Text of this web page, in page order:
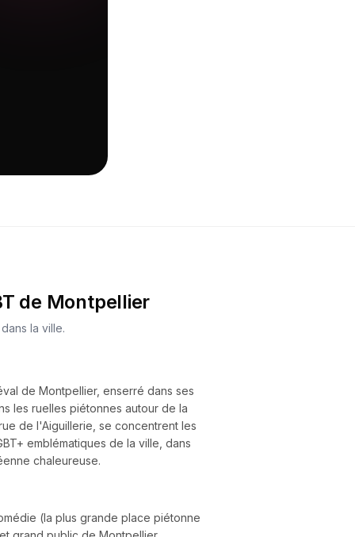
de Montpellier
la ville.
de Montpellier, enserré dans ses
les ruelles piétonnes autour de la
de l'Aiguillerie, se concentrent les
emblématiques de la ville, dans
chaleureuse.
(la plus grande place piétonne